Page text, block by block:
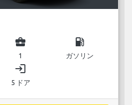
business_center
1
local_gas_station
ガソリン
login
5 ドア